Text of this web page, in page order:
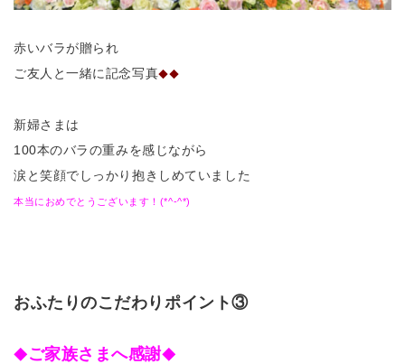
赤いバラが贈られ
ご友人と一緒に記念写真◆◆
新婦さまは
100本のバラの重みを感じながら
涙と笑顔でしっかり抱きしめていました
本当におめでとうございます！(*^-^*)
おふたりのこだわりポイント③
◆ご家族さまへ感謝◆